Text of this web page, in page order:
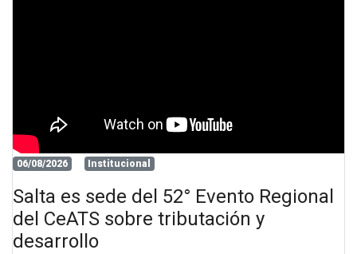
06/08/2026 Institucional
Salta es sede del 52° Evento Regional
del CeATS sobre tributación y
desarrollo